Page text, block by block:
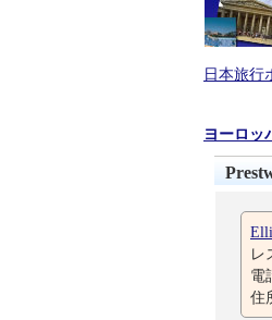
日本旅行
ヨーロッ
レ
電
住